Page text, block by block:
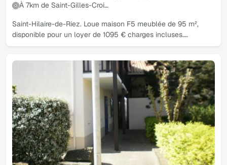
À 7km de Saint-Gilles-Croi…
Saint-Hilaire-de-Riez. Loue maison F5 meublée de 95 m²,
disponible pour un loyer de 1095 € charges incluses.…